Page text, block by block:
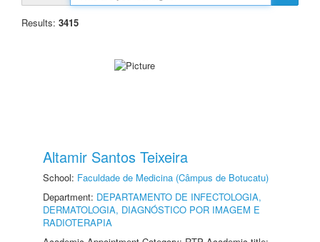
Results: 3415
Altamir Santos Teixeira
School: Faculdade de Medicina (Câmpus de Botucatu)
Department: DEPARTAMENTO DE INFECTOLOGIA,
DERMATOLOGIA, DIAGNÓSTICO POR IMAGEM E
RADIOTERAPIA